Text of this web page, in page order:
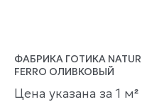
ФАБРИКА ГОТИКА NATUR
FERRO ОЛИВКОВЫЙ
Цена указана за 1 м²